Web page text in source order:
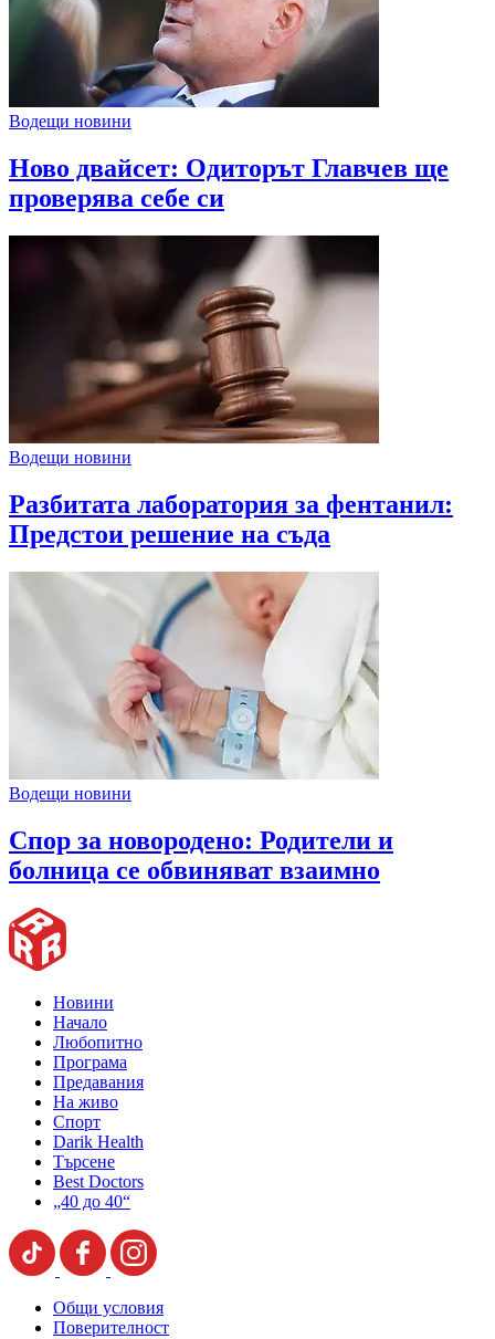
Водещи новини
Ново двайсет: Одиторът Главчев ще
проверява себе си
Водещи новини
Разбитата лаборатория за фентанил:
Предстои решение на съда
Водещи новини
Спор за новородено: Родители и
болница се обвиняват взаимно
Новини
Начало
Любопитно
Програма
Предавания
На живо
Спорт
Darik Health
Търсене
Best Doctors
„40 до 40“
Общи условия
Поверителност